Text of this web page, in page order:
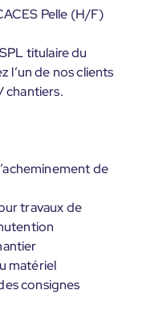
Pelle (H/F)
titulaire du
l’un de nos clients
chantiers.
de
travaux de
matériel
consignes